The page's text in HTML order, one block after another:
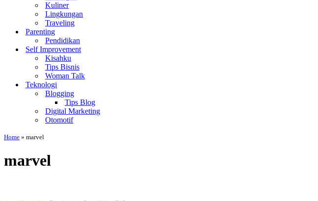
Kuliner
Lingkungan
Traveling
Parenting
Pendidikan
Self Improvement
Kisahku
Tips Bisnis
Woman Talk
Teknologi
Blogging
Tips Blog
Digital Marketing
Otomotif
Home » marvel
marvel